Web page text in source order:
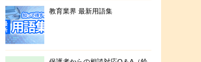
教育業界 最新用語集